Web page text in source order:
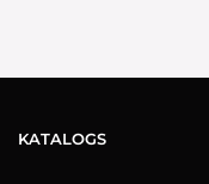
KATALOGS